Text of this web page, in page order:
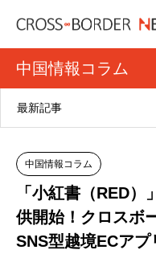
中国情報コラム
最新記事
中国情報コラム
「小紅書（RED
供開始！クロスボ
SNS型越境ECアプ